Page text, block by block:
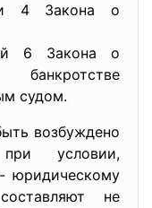
4 Закона о
6 Закона о
судом.
возбуждено
условии,
юридическому
не